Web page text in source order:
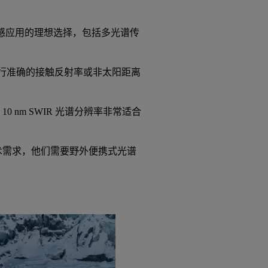
应用的理想选择，包括多光谱传
准确的接触反射率或非太阳距离
10 nm SWIR 光谱分辨率非常适合
需求，他们需要野外便携式光谱